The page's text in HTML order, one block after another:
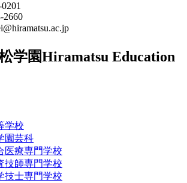
2660
学園Hiramatsu Education
学校
園芸科
医療専門学校
技師専門学校
技士専門学校